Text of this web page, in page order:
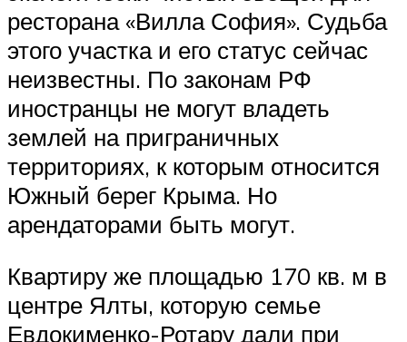
ресторана «Вилла София». Судьба
этого участка и его статус сейчас
неизвестны. По законам РФ
иностранцы не могут владеть
землей на приграничных
территориях, к которым относится
Южный берег Крыма. Но
арендаторами быть могут.
Квартиру же площадью 170 кв. м в
центре Ялты, которую семье
Евдокименко-Ротару дали при